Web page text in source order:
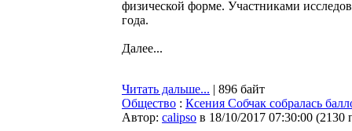
физической форме. Участниками
года.
Далее...
Читать дальше... | 896 байт
Общество : Ксения Собчак собралась
Автор: calipso в 18/10/2017 07:30:00 (2130